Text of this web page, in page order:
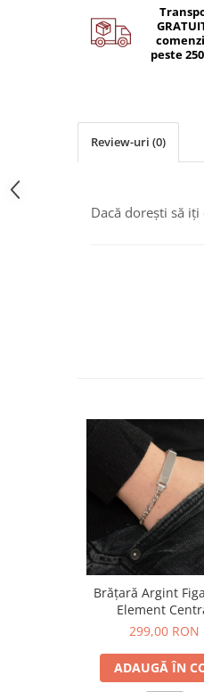
peste
Review-uri (0)
Dacă dorești să
Brățară Argint
Element
299,00 RON
ADAUGĂ ÎN